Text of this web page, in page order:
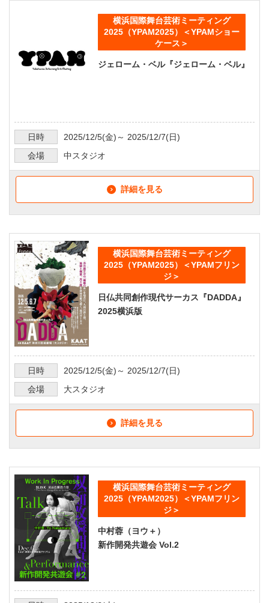
横浜国際舞台芸術ミーティング
2025（YPAM2025）＜YPAMショー
ケース＞
ジェローム・ベル『ジェローム・ベル』
日時 2025/12/5(金)～ 2025/12/7(日)
会場
中スタジオ
詳細を見る
横浜国際舞台芸術ミーティング
2025（YPAM2025）＜YPAMフリン
ジ＞
日仏共同創作現代サーカス『DADDA』
2025横浜版
日時 2025/12/5(金)～ 2025/12/7(日)
会場
大スタジオ
詳細を見る
横浜国際舞台芸術ミーティング
2025（YPAM2025）＜YPAMフリン
ジ＞
中村蓉（ヨウ＋）
新作開発共遊会 Vol.2